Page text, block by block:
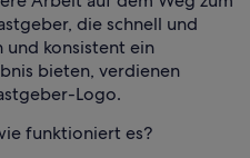
die schnell und
und konsistent ein
bieten, verdienen
Logo.
funktioniert es?